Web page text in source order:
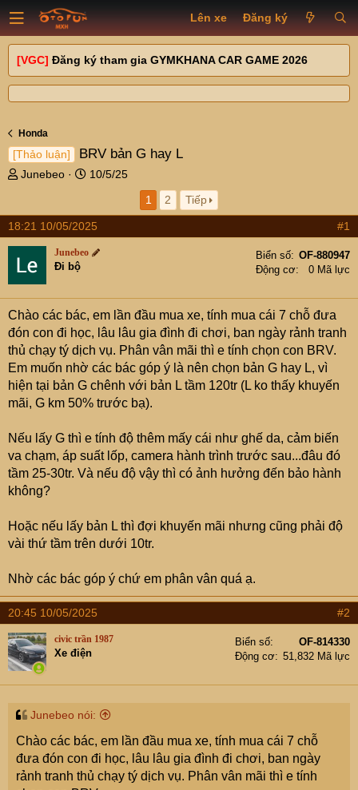
Lên xe Đăng ký
[VGC] Đăng ký tham gia GYMKHANA CAR GAME 2026
Honda
[Thảo luận] BRV bản G hay L
T
e
a
d
r
t
e
r
Junebeo
N
y
g
ử
10/5/25
1
2 Tiếp
18:21 10/05/2025 #1
Junebeo
Đi bộ
Biển số
OF-880947
Động cơ
0 Mã lực
Chào các bác, em lần đầu mua xe, tính mua cái 7 chỗ đưa
đón con đi học, lâu lâu gia đình đi chơi, ban ngày rảnh tranh
thủ chạy tý dịch vụ. Phân vân mãi thì e tính chọn con BRV.
Em muốn nhờ các bác góp ý là nên chọn bản G hay L, vì
hiện tại bản G chênh với bản L tầm 120tr (L ko thấy khuyến
mãi, G km 50% trước bạ).
Nếu lấy G thì e tính độ thêm mấy cái như ghế da, cảm biến
va chạm, áp suất lốp, camera hành trình trước sau...đâu đó
tầm 25-30tr. Và nếu độ vậy thì có ảnh hưởng đến bảo hành
không?
Hoặc nếu lấy bản L thì đợi khuyến mãi nhưng cũng phải độ
vài thứ tầm trên dưới 10tr.
Nhờ các bác góp ý chứ em phân vân quá ạ.
20:45 10/05/2025 #2
civic trần 1987
Xe điện
Biển số
OF-814330
Động cơ
51,832 Mã lực
Junebeo nói:
Chào các bác, em lần đầu mua xe, tính mua cái 7 chỗ
đưa đón con đi học, lâu lâu gia đình đi chơi, ban ngày
rảnh tranh thủ chạy tý dịch vụ. Phân vân mãi thì e tính